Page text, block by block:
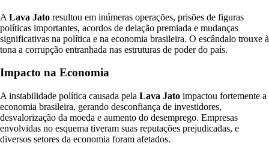
A Lava Jato resultou em inúmeras operações, prisões de figuras
políticas importantes, acordos de delação premiada e mudanças
significativas na política e na economia brasileira. O escândalo trouxe à
tona a corrupção entranhada nas estruturas de poder do país.
Impacto na Economia
A instabilidade política causada pela Lava Jato impactou fortemente a
economia brasileira, gerando desconfiança de investidores,
desvalorização da moeda e aumento do desemprego. Empresas
envolvidas no esquema tiveram suas reputações prejudicadas, e
diversos setores da economia foram afetados.